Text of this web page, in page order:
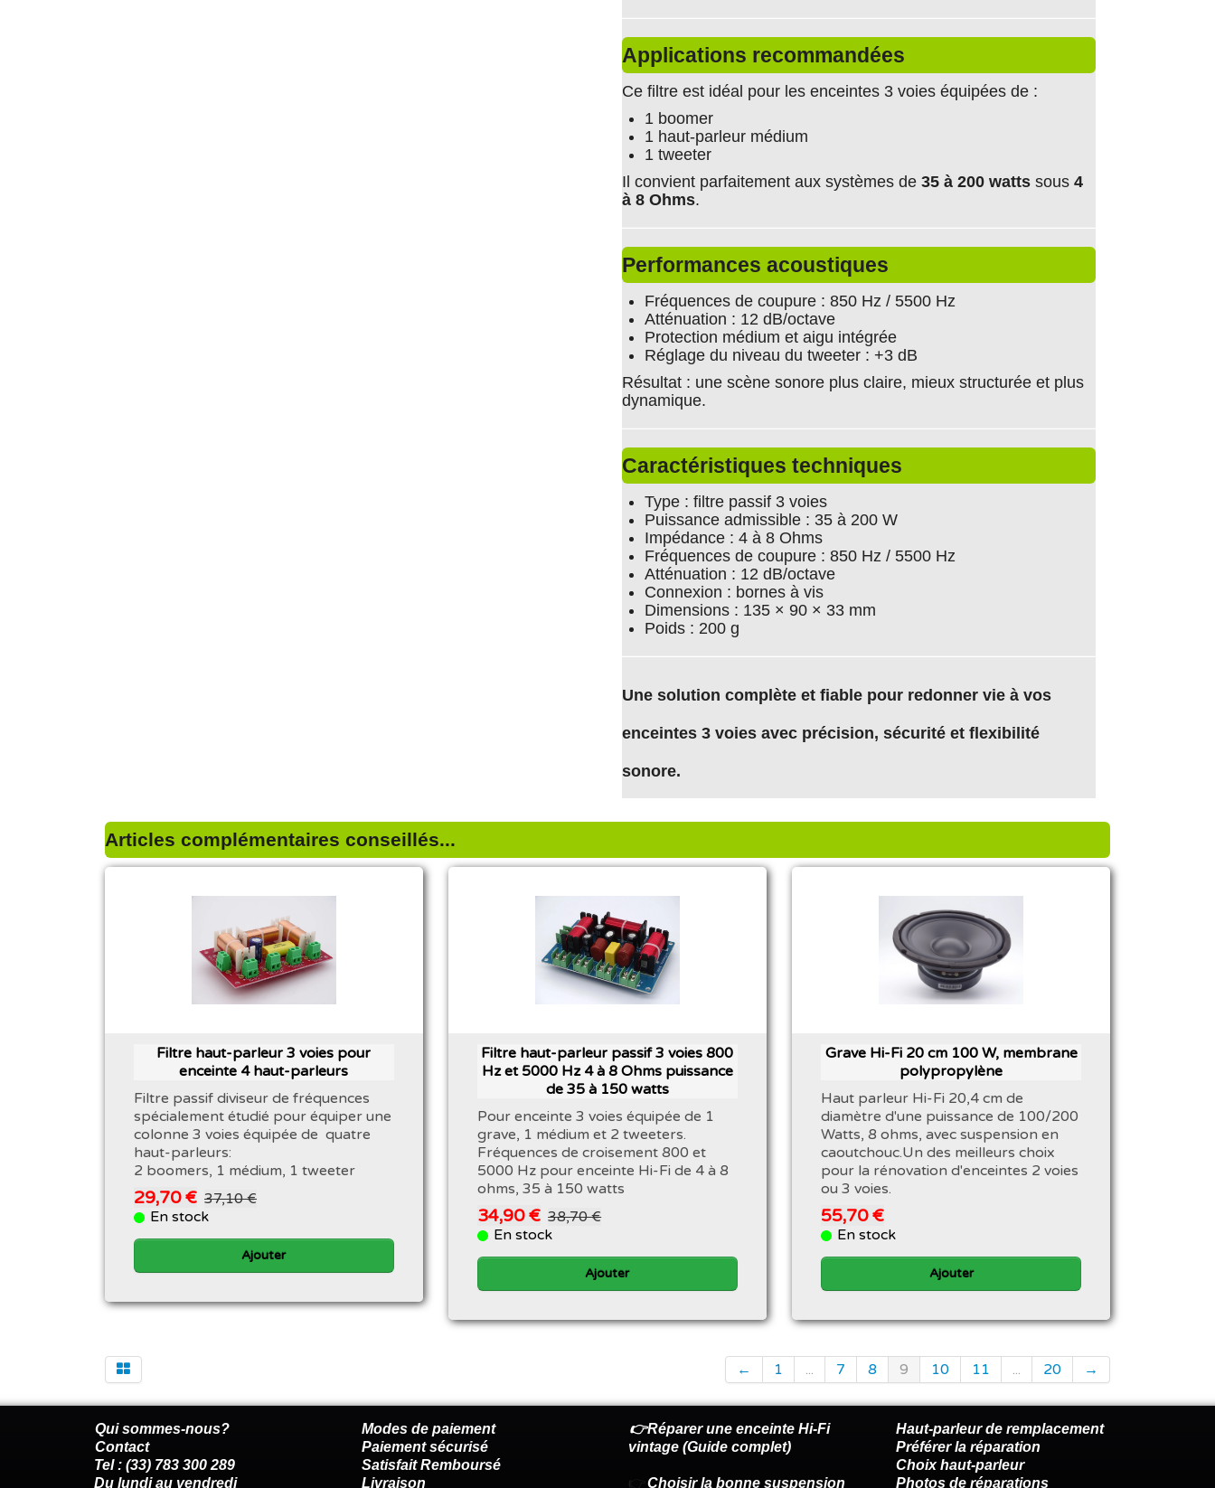
Applications recommandées
Ce filtre est idéal pour les enceintes 3 voies équipées de :
1 boomer
1 haut-parleur médium
1 tweeter
Il convient parfaitement aux systèmes de 35 à 200 watts sous 4
à 8 Ohms.
Performances acoustiques
Fréquences de coupure : 850 Hz / 5500 Hz
Atténuation : 12 dB/octave
Protection médium et aigu intégrée
Réglage du niveau du tweeter : +3 dB
Résultat : une scène sonore plus claire, mieux structurée et plus
dynamique.
Caractéristiques techniques
Type : filtre passif 3 voies
Puissance admissible : 35 à 200 W
Impédance : 4 à 8 Ohms
Fréquences de coupure : 850 Hz / 5500 Hz
Atténuation : 12 dB/octave
Connexion : bornes à vis
Dimensions : 135 × 90 × 33 mm
Poids : 200 g
Une solution complète et fiable pour redonner vie à vos
enceintes 3 voies avec précision, sécurité et flexibilité
sonore.
Articles complémentaires conseillés...
Filtre haut-parleur 3 voies pour
enceinte 4 haut-parleurs
Filtre passif diviseur de fréquences
spécialement étudié pour équiper une
colonne 3 voies équipée de quatre
haut-parleurs:
2 boomers, 1 médium, 1 tweeter
29,70 € 37,10 €
En stock
Ajouter
Filtre haut-parleur passif 3 voies 800
Hz et 5000 Hz 4 à 8 Ohms puissance
de 35 à 150 watts
Pour enceinte 3 voies équipée de 1
grave, 1 médium et 2 tweeters.
Fréquences de croisement 800 et
5000 Hz pour enceinte Hi-Fi de 4 à 8
ohms, 35 à 150 watts
34,90 € 38,70 €
En stock
Ajouter
Grave Hi-Fi 20 cm 100 W, membrane
polypropylène
Haut parleur Hi-Fi 20,4 cm de
diamètre d'une puissance de 100/200
Watts, 8 ohms, avec suspension en
caoutchouc.Un des meilleurs choix
pour la rénovation d'enceintes 2 voies
ou 3 voies.
55,70 €
En stock
Ajouter
← 1 ... 7 8 9 10 11 ... 20 →
Qui sommes-nous?
Contact
Tel : (33) 783 300 289
Du lundi au vendredi
Modes de paiement
Paiement sécurisé
Satisfait Remboursé
Livraison
👉Réparer une enceinte Hi-Fi
vintage (Guide complet)
👉 Choisir la bonne suspension
Haut-parleur de remplacement
Préférer la réparation
Choix haut-parleur
Photos de réparations